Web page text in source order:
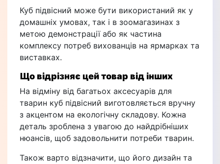
Куб підвісний може бути використаний як у
домашніх умовах, так і в зоомагазинах з
метою демонстрації або як частина
комплексу потреб вихованців на ярмарках та
виставках.
Що відрізняє цей товар від інших
На відміну від багатьох аксесуарів для
тварин куб підвісний виготовляється вручну
з акцентом на екологічну складову. Кожна
деталь зроблена з увагою до найдрібніших
нюансів, щоб задовольнити потреби тварин.
Також варто відзначити, що його дизайн та